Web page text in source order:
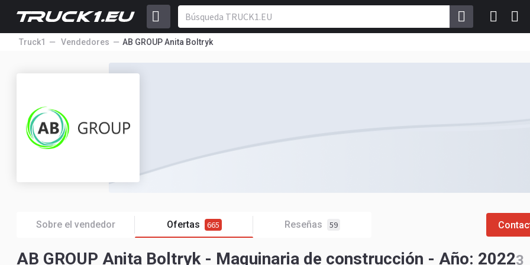
Truck1 Vendedores AB GROUP Anita Boltryk
Sobre el vendedor Ofertas 665 Reseñas 59
AB GROUP Anita Boltryk - Maquinaria de construcción - Año: 20223